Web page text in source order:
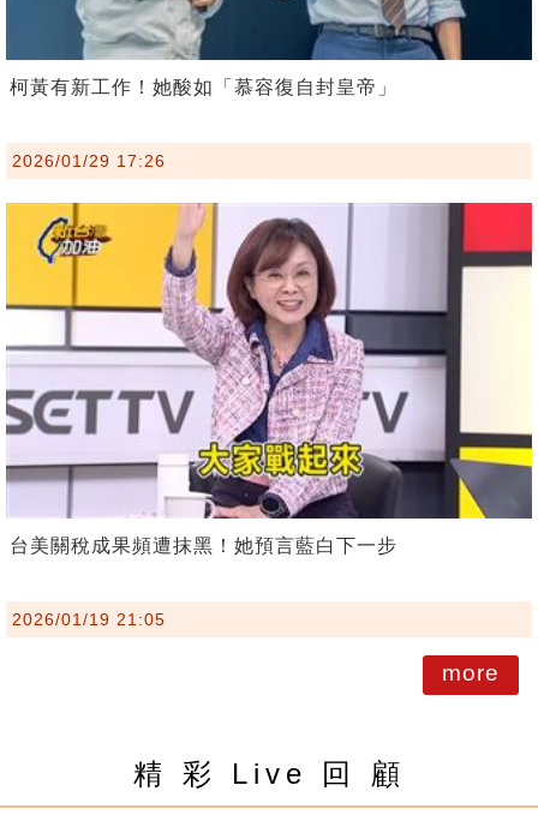
柯黃有新工作！她酸如「慕容復自封皇帝」
2026/01/29 17:26
台美關稅成果頻遭抹黑！她預言藍白下一步
2026/01/19 21:05
more
精 彩 Live 回 顧